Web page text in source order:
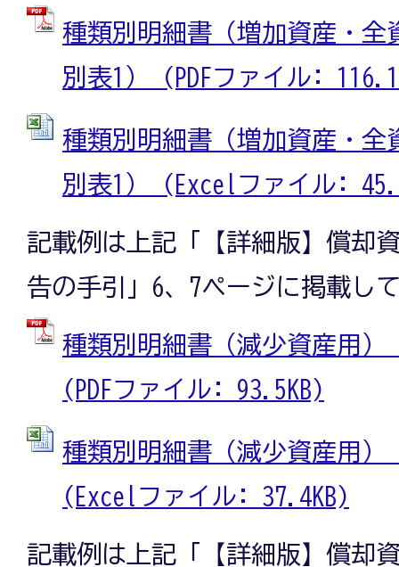
種類別明細書（増加資産・全
別表1） (PDFファイル:
種類別明細書（増加資産・全
別表1） (Excelファイル:
記載例は上記「【詳細版】償却
告の手引」6、7ページに掲載し
種類別明細書（減少資産用）
(PDFファイル: 93.5KB)
種類別明細書（減少資産用）
(Excelファイル: 37.4KB)
記載例は上記「【詳細版】償却